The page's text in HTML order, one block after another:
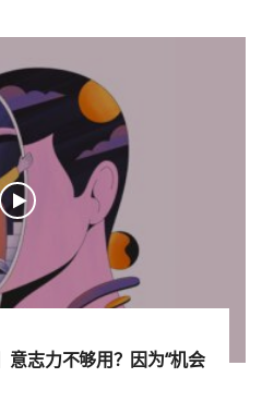
意志力不够用？因为“机会